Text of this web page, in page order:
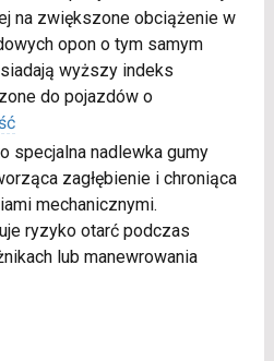
na zwiększone obciążenie w
opon o tym samym
wyższy indeks
do pojazdów o
specjalna nadlewka gumy
zagłębienie i chroniąca
mechanicznymi.
ryzyko otarć podczas
lub manewrowania